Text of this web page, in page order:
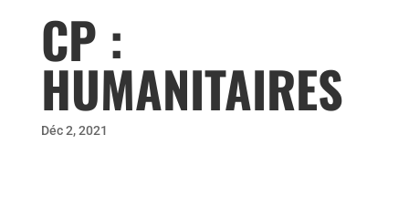
CP :
HUMANITAIRES
Déc 2, 2021